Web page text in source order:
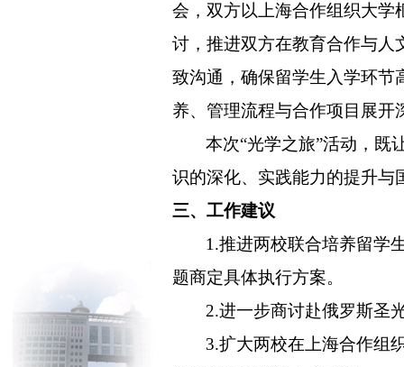
会，双方以上海合作组织大学
讨，推进双方在教育合作与人
致沟通，确保留学生入学环节
养、管理流程与合作项目展开
本次“光学之旅”活动，既
识的深化、实践能力的提升与
三、 工作建议
1.推进两校联合培养留学
题商定具体执行方案。
2.进一步商讨赴俄罗斯圣
3.扩大两校在上海合作组